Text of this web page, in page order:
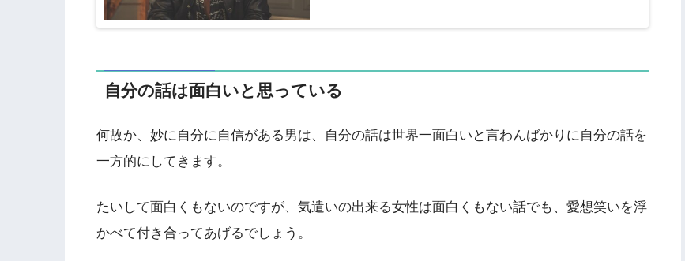
自分の話は面白いと思っている
何故か、妙に自分に自信がある男は、自分の話は世界一面白いと言わんばかりに自分の話を
一方的にしてきます。
たいして面白くもないのですが、気遣いの出来る女性は面白くもない話でも、愛想笑いを浮
かべて付き合ってあげるでしょう。